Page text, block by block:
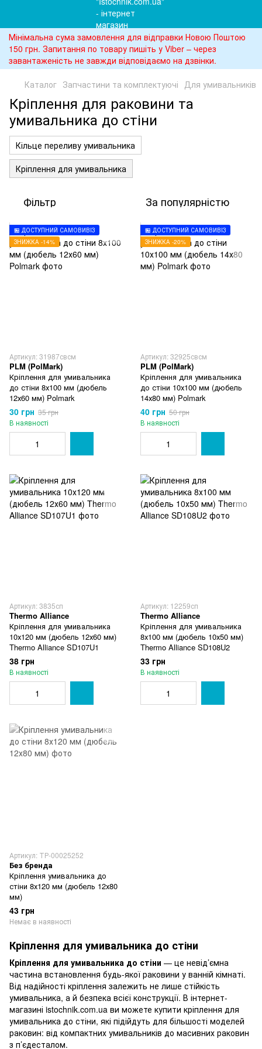
Мінімальна сума замовлення для відправки Новою Поштою
150 грн. Запитання по товару пишіть у Viber – через
завантаженість не завжди відповідаємо на дзвінки.
Каталог Запчастини та комплектуючі Для умивальників
Кріплення для раковини та
умивальника до стіни
Кільце переливу умивальника
Кріплення для умивальника
Фільтр За популярністю
🏪 ДОСТУПНИЙ САМОВИВІЗ
ЗНИЖКА -14%
Артикул: 31987свсм
PLM (PolMark)
Кріплення для умивальника
до стіни 8х100 мм (дюбель
12х60 мм) Polmark
30 грн 35 грн
В наявності
🏪 ДОСТУПНИЙ САМОВИВІЗ
ЗНИЖКА -20%
Артикул: 32925свсм
PLM (PolMark)
Кріплення для умивальника
до стіни 10х100 мм (дюбель
14х80 мм) Polmark
40 грн 50 грн
В наявності
Артикул: 3835сп
Thermo Alliance
Кріплення для умивальника
10х120 мм (дюбель 12х60 мм)
Thermo Alliance SD107U1
38 грн
В наявності
Артикул: 12259сп
Thermo Alliance
Кріплення для умивальника
8х100 мм (дюбель 10х50 мм)
Thermo Alliance SD108U2
33 грн
В наявності
Артикул: ТР-00025252
Без бренда
Кріплення умивальника до
стіни 8х120 мм (дюбель 12х80
мм)
43 грн
Немає в наявності
Кріплення для умивальника до стіни
Кріплення для умивальника до стіни — це невід’ємна
частина встановлення будь-якої раковини у ванній кімнаті.
Від надійності кріплення залежить не лише стійкість
умивальника, а й безпека всієї конструкції. В інтернет-
магазині istochnik.com.ua ви можете купити кріплення для
умивальника до стіни, які підійдуть для більшості моделей
раковин: від компактних умивальників до масивних раковин
з п’єдесталом.